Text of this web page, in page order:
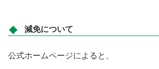
減免について
公式ホームページによると、